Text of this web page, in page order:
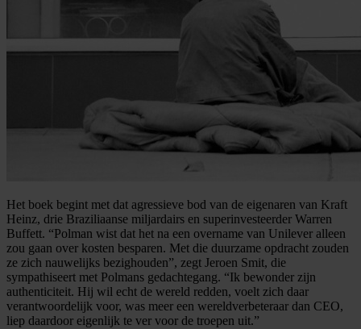
Het boek begint met dat agressieve bod van de eigenaren van Kraft
Heinz, drie Braziliaanse miljardairs en superinvesteerder Warren
Buffett. “Polman wist dat het na een overname van Unilever alleen
zou gaan over kosten besparen. Met die duurzame opdracht zouden
ze zich nauwelijks bezighouden”, zegt Jeroen Smit, die
sympathiseert met Polmans gedachtegang. “Ik bewonder zijn
authenticiteit. Hij wil echt de wereld redden, voelt zich daar
verantwoordelijk voor, was meer een wereldverbeteraar dan CEO,
liep daardoor eigenlijk te ver voor de troepen uit.”